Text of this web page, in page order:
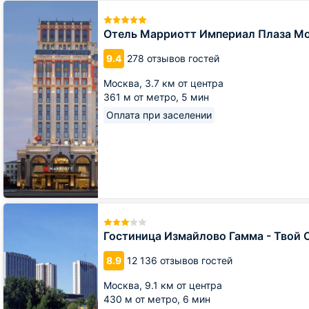
Отель Марриотт Империал Плаза
9.4 278 отзывов гостей
Москва, 3.7 км от центра
361 м от метро, 5 мин
Оплата при заселении
Отель
Марриотт
Империал
Москва
Гостиница Измайлово Гамма - Твой
8.9 12 136 отзывов гостей
Москва, 9.1 км от центра
430 м от метро, 6 мин
Гостиница
Твой
Отель